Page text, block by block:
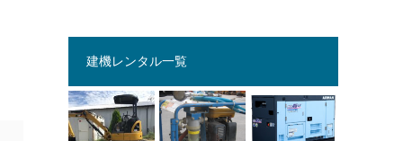
建機レンタル一覧